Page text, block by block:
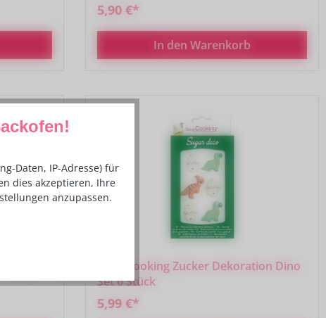
5,90 €*
In den Warenkorb
-
Scrapcooking Zucker Dekoration Dino
Set 6 Stück
5,99 €*
Daten, IP-Adresse) für
dies akzeptieren, Ihre
anzupassen.